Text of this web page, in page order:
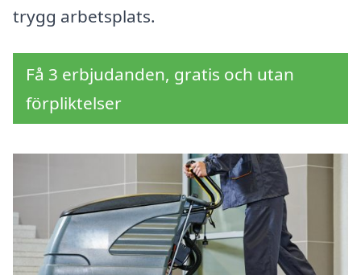
trygg arbetsplats.
Få 3 erbjudanden, gratis och utan
förpliktelser